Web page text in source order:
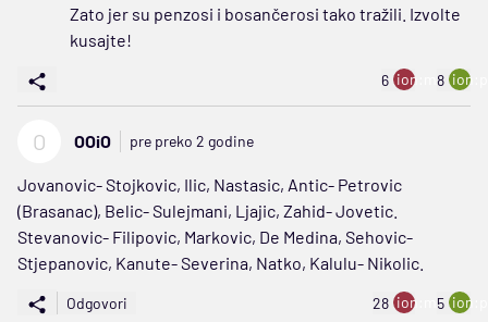
Zato jer su penzosi i bosančerosi tako tražili. Izvolte
kusajte!
6 ion:minus
8
O OOiO pre preko 2 godine
Jovanovic- Stojkovic, Ilic, Nastasic, Antic- Petrovic
(Brasanac), Belic- Sulejmani, Ljajic, Zahid- Jovetic.
Stevanovic- Filipovic, Markovic, De Medina, Sehovic-
Stjepanovic, Kanute- Severina, Natko, Kalulu- Nikolic.
Odgovori 28 ion:minus
5